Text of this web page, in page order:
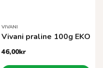
VIVANI
Vivani praline 100g EKO
46,00kr